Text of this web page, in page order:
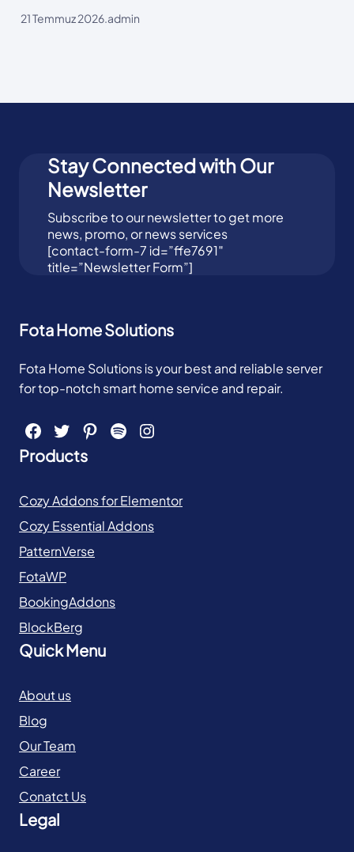
21 Temmuz 2026 admin
Stay Connected with Our
Newsletter
Subscribe to our newsletter to get more
news, promo, or news services
[contact-form-7 id=”ffe7691″
title=”Newsletter Form”]
Fota Home Solutions
Fota Home Solutions is your best and reliable server
for top-notch smart home service and repair.
Facebook Twitter Pinterest Spotify Instagram
Products
Cozy Addons for Elementor
Cozy Essential Addons
PatternVerse
FotaWP
BookingAddons
BlockBerg
Quick Menu
About us
Blog
Our Team
Career
Conatct Us
Legal